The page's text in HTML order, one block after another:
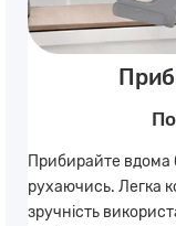
Прибирайте вдома
рухаючись. Легка
зручність